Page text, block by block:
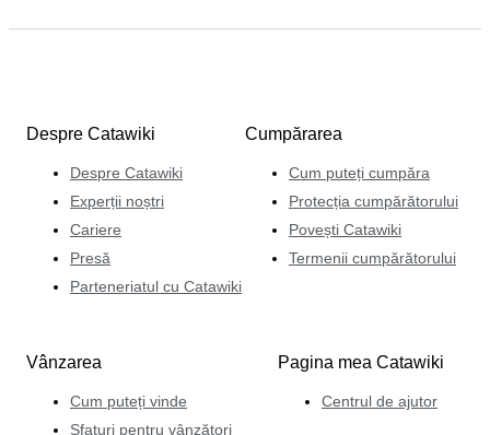
Despre Catawiki
Despre Catawiki
Experții noștri
Cariere
Presă
Parteneriatul cu Catawiki
Cumpărarea
Cum puteți cumpăra
Protecția cumpărătorului
Povești Catawiki
Termenii cumpărătorului
Vânzarea
Cum puteți vinde
Sfaturi pentru vânzători
Pagina mea Catawiki
Centrul de ajutor